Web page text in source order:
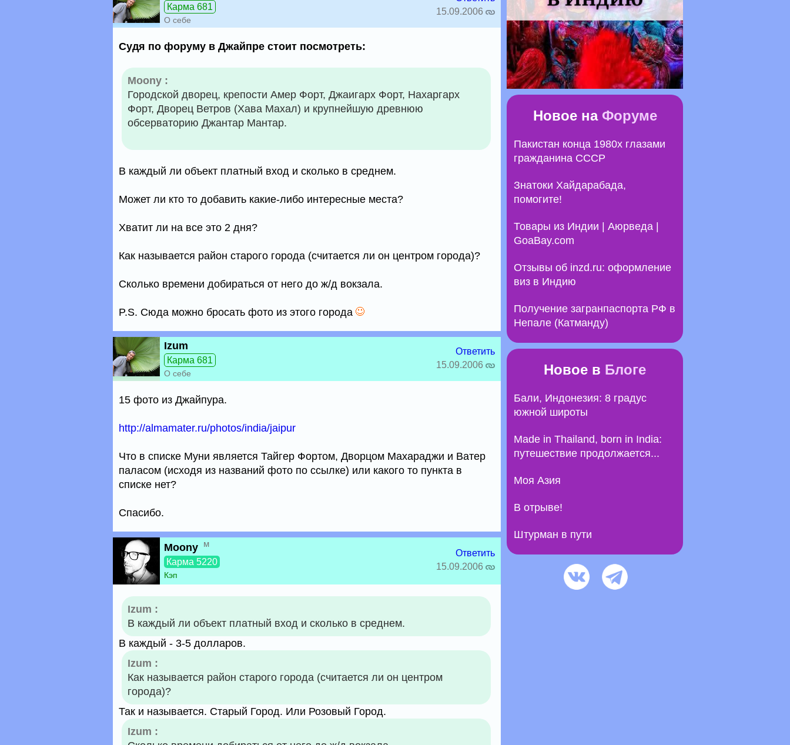
Карма 681
О себе
15.09.2006
Судя по форуму в Джайпре стоит посмотреть:
Moony :
Городской дворец, крепости Амер Форт, Джаигарх Форт, Нахаргарх
Форт, Дворец Ветров (Хава Махал) и крупнейшую древнюю
обсерваторию Джантар Мантар.
В каждый ли объект платный вход и сколько в среднем.
Может ли кто то добавить какие-либо интересные места?
Хватит ли на все это 2 дня?
Как называется район старого города (считается ли он центром города)?
Сколько времени добираться от него до ж/д вокзала.
P.S. Сюда можно бросать фото из этого города
Izum
Карма 681
О себе
Ответить
15.09.2006
15 фото из Джайпура.
http://almamater.ru/photos/india/jaipur
Что в списке Муни является Тайгер Фортом, Дворцом Махараджи и Ватер
паласом (исходя из названий фото по ссылке) или какого то пункта в
списке нет?
Спасибо.
Moony м
Карма 5220
Кэп
Ответить
15.09.2006
Izum :
В каждый ли объект платный вход и сколько в среднем.
В каждый - 3-5 долларов.
Izum :
Как называется район старого города (считается ли он центром
города)?
Так и называется. Старый Город. Или Розовый Город.
Izum :
Новое на Форуме
Пакистан конца 1980х глазами
гражданина СССР
Знатоки Хайдарабада,
помогите!
Товары из Индии | Аюрведа |
GoaBay.com
Отзывы об inzd.ru: оформление
виз в Индию
Получение загранпаспорта РФ в
Непале (Катманду)
Новое в Блоге
Бали, Индонезия: 8 градус
южной широты
Made in Thailand, born in India:
путешествие продолжается...
Моя Азия
В отрыве!
Штурман в пути